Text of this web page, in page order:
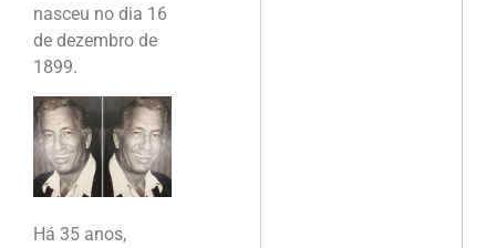
nasceu no dia 16
de dezembro de
1899.
Há 35 anos,